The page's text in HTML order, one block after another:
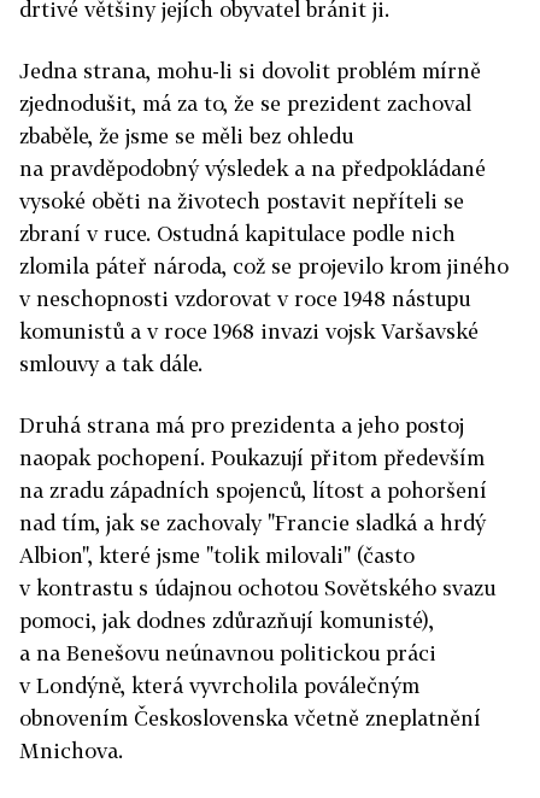
drtivé většiny jejích obyvatel bránit ji.
Jedna strana, mohu-li si dovolit problém mírně
zjednodušit, má za to, že se prezident zachoval
zbaběle, že jsme se měli bez ohledu
na pravděpodobný výsledek a na předpokládané
vysoké oběti na životech postavit nepříteli se
zbraní v ruce. Ostudná kapitulace podle nich
zlomila páteř národa, což se projevilo krom jiného
v neschopnosti vzdorovat v roce 1948 nástupu
komunistů a v roce 1968 invazi vojsk Varšavské
smlouvy a tak dále.
Druhá strana má pro prezidenta a jeho postoj
naopak pochopení. Poukazují přitom především
na zradu západních spojenců, lítost a pohoršení
nad tím, jak se zachovaly "Francie sladká a hrdý
Albion", které jsme "tolik milovali" (často
v kontrastu s údajnou ochotou Sovětského svazu
pomoci, jak dodnes zdůrazňují komunisté),
a na Benešovu neúnavnou politickou práci
v Londýně, která vyvrcholila poválečným
obnovením Československa včetně zneplatnění
Mnichova.